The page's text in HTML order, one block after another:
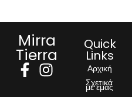
Mirra
Tierra
Quick
Links
Αρχική
Σχετικά
με εμάς